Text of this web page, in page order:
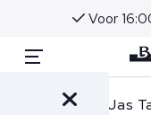
Advies in
Stone Island Jas